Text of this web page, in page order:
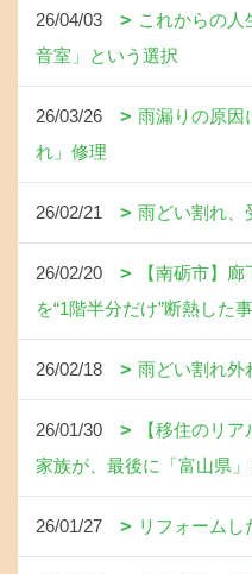
26/04/03
これからの
音室」という選択
26/03/26
雨漏りの原因
れ」修理
26/02/21 雨どい割れ、
26/02/20
【南砺市】
を“1階半分だけ”断熱した
26/02/18 雨どい割れ外
26/01/30
【移住のリ
家族が、最後に「富山県
26/01/27 リフォームし